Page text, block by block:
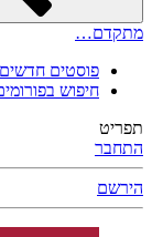
מתקדם…
פוסטים חדשים
חיפוש
תפריט
התחבר
הירשם